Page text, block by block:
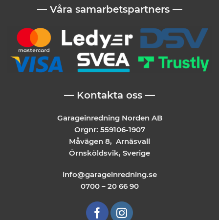
— Våra samarbetspartners —
— Kontakta oss —
Garageinredning Norden AB
Orgnr: 559106-1907
Måvägen 8, Arnäsvall
Örnsköldsvik, Sverige
info@garageinredning.se
0700 – 20 66 90